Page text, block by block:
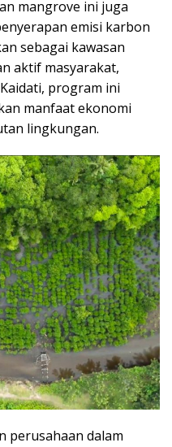
mangrove ini juga
emisi karbon
sebagai kawasan
aktif masyarakat,
program ini
manfaat ekonomi
lingkungan.
perusahaan dalam